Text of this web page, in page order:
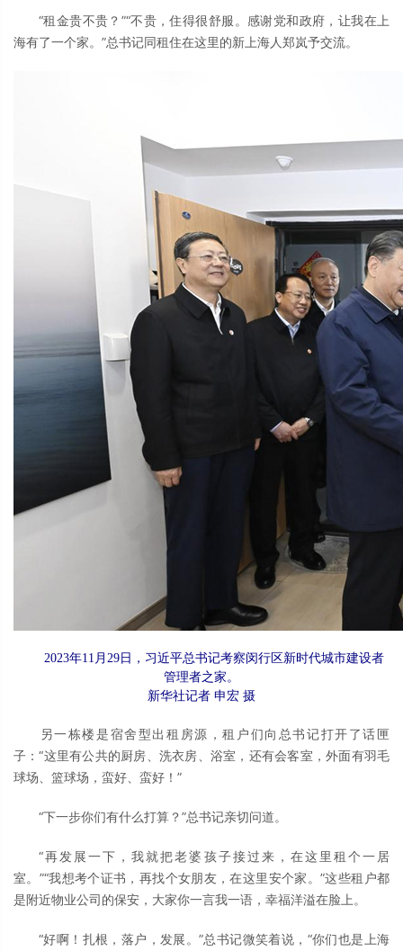
“租金贵不贵？”“不贵，住得很舒服。感谢党和政府，让我在上
海有了一个家。”总书记同租住在这里的新上海人郑岚予交流。
2023年11月29日，习近平总书记考察闵行区新时代城市建设者
管理者之家。
新华社记者 申宏 摄
另一栋楼是宿舍型出租房源，租户们向总书记打开了话匣
子：“这里有公共的厨房、洗衣房、浴室，还有会客室，外面有羽毛
球场、篮球场，蛮好、蛮好！”
“下一步你们有什么打算？”总书记亲切问道。
“再发展一下，我就把老婆孩子接过来，在这里租个一居
室。”“我想考个证书，再找个女朋友，在这里安个家。”这些租户都
是附近物业公司的保安，大家你一言我一语，幸福洋溢在脸上。
“好啊！扎根，落户，发展。”总书记微笑着说，“你们也是上海